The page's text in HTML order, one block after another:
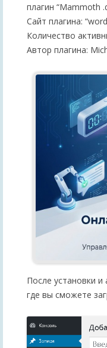
плагин “Mammoth
Сайт плагина:
Количество
Автор плагина:
После установки
где вы сможете